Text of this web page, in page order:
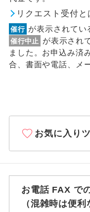
リクエスト受付と
催行 が表示されてい
催行中止
が表示され
ました。お申込み済
合、書面や電話、メ
お気に入り
お電話 FAX で
（混雑時は便